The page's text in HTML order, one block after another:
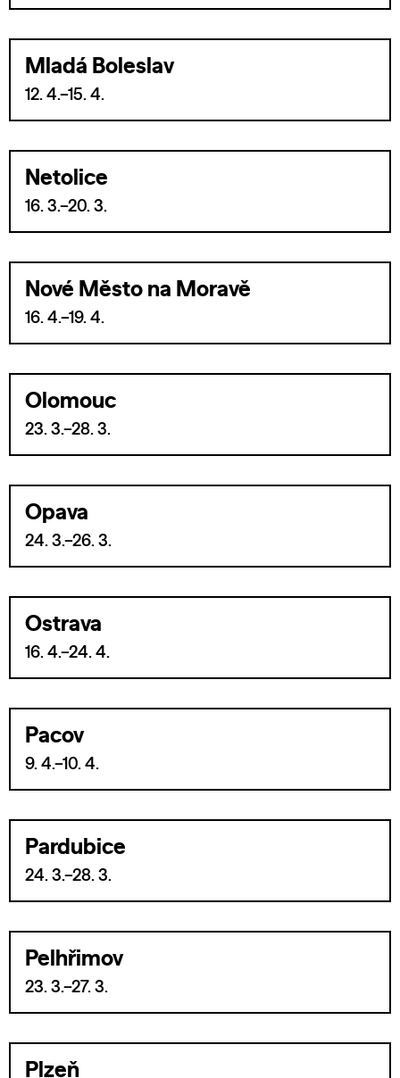
Mladá Boleslav
12. 4.–15. 4.
Netolice
16. 3.–20. 3.
Nové Město na Moravě
16. 4.–19. 4.
Olomouc
23. 3.–28. 3.
Opava
24. 3.–26. 3.
Ostrava
16. 4.–24. 4.
Pacov
9. 4.–10. 4.
Pardubice
24. 3.–28. 3.
Pelhřimov
23. 3.–27. 3.
Plzeň